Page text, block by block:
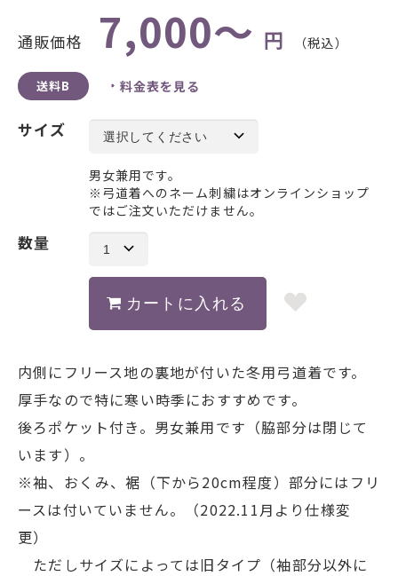
通販価格 7,000～ 円 （税込）
送料B 料金表を見る
サイズ
男女兼用です。
※弓道着へのネーム刺繍はオンラインショップ
ではご注文いただけません。
数量
内側にフリース地の裏地が付いた冬用弓道着です。
厚手なので特に寒い時季におすすめです。
後ろポケット付き。男女兼用です（脇部分は閉じて
います）。
※袖、おくみ、裾（下から20cm程度）部分にはフリ
ースは付いていません。（2022.11月より仕様変
更）
ただしサイズによっては旧タイプ（袖部分以外に